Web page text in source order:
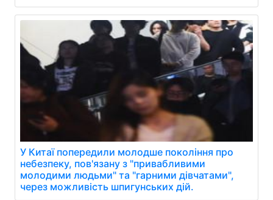
У Китаї попередили молодше покоління про
небезпеку, пов'язану з "привабливими
молодими людьми" та "гарними дівчатами",
через можливість шпигунських дій.